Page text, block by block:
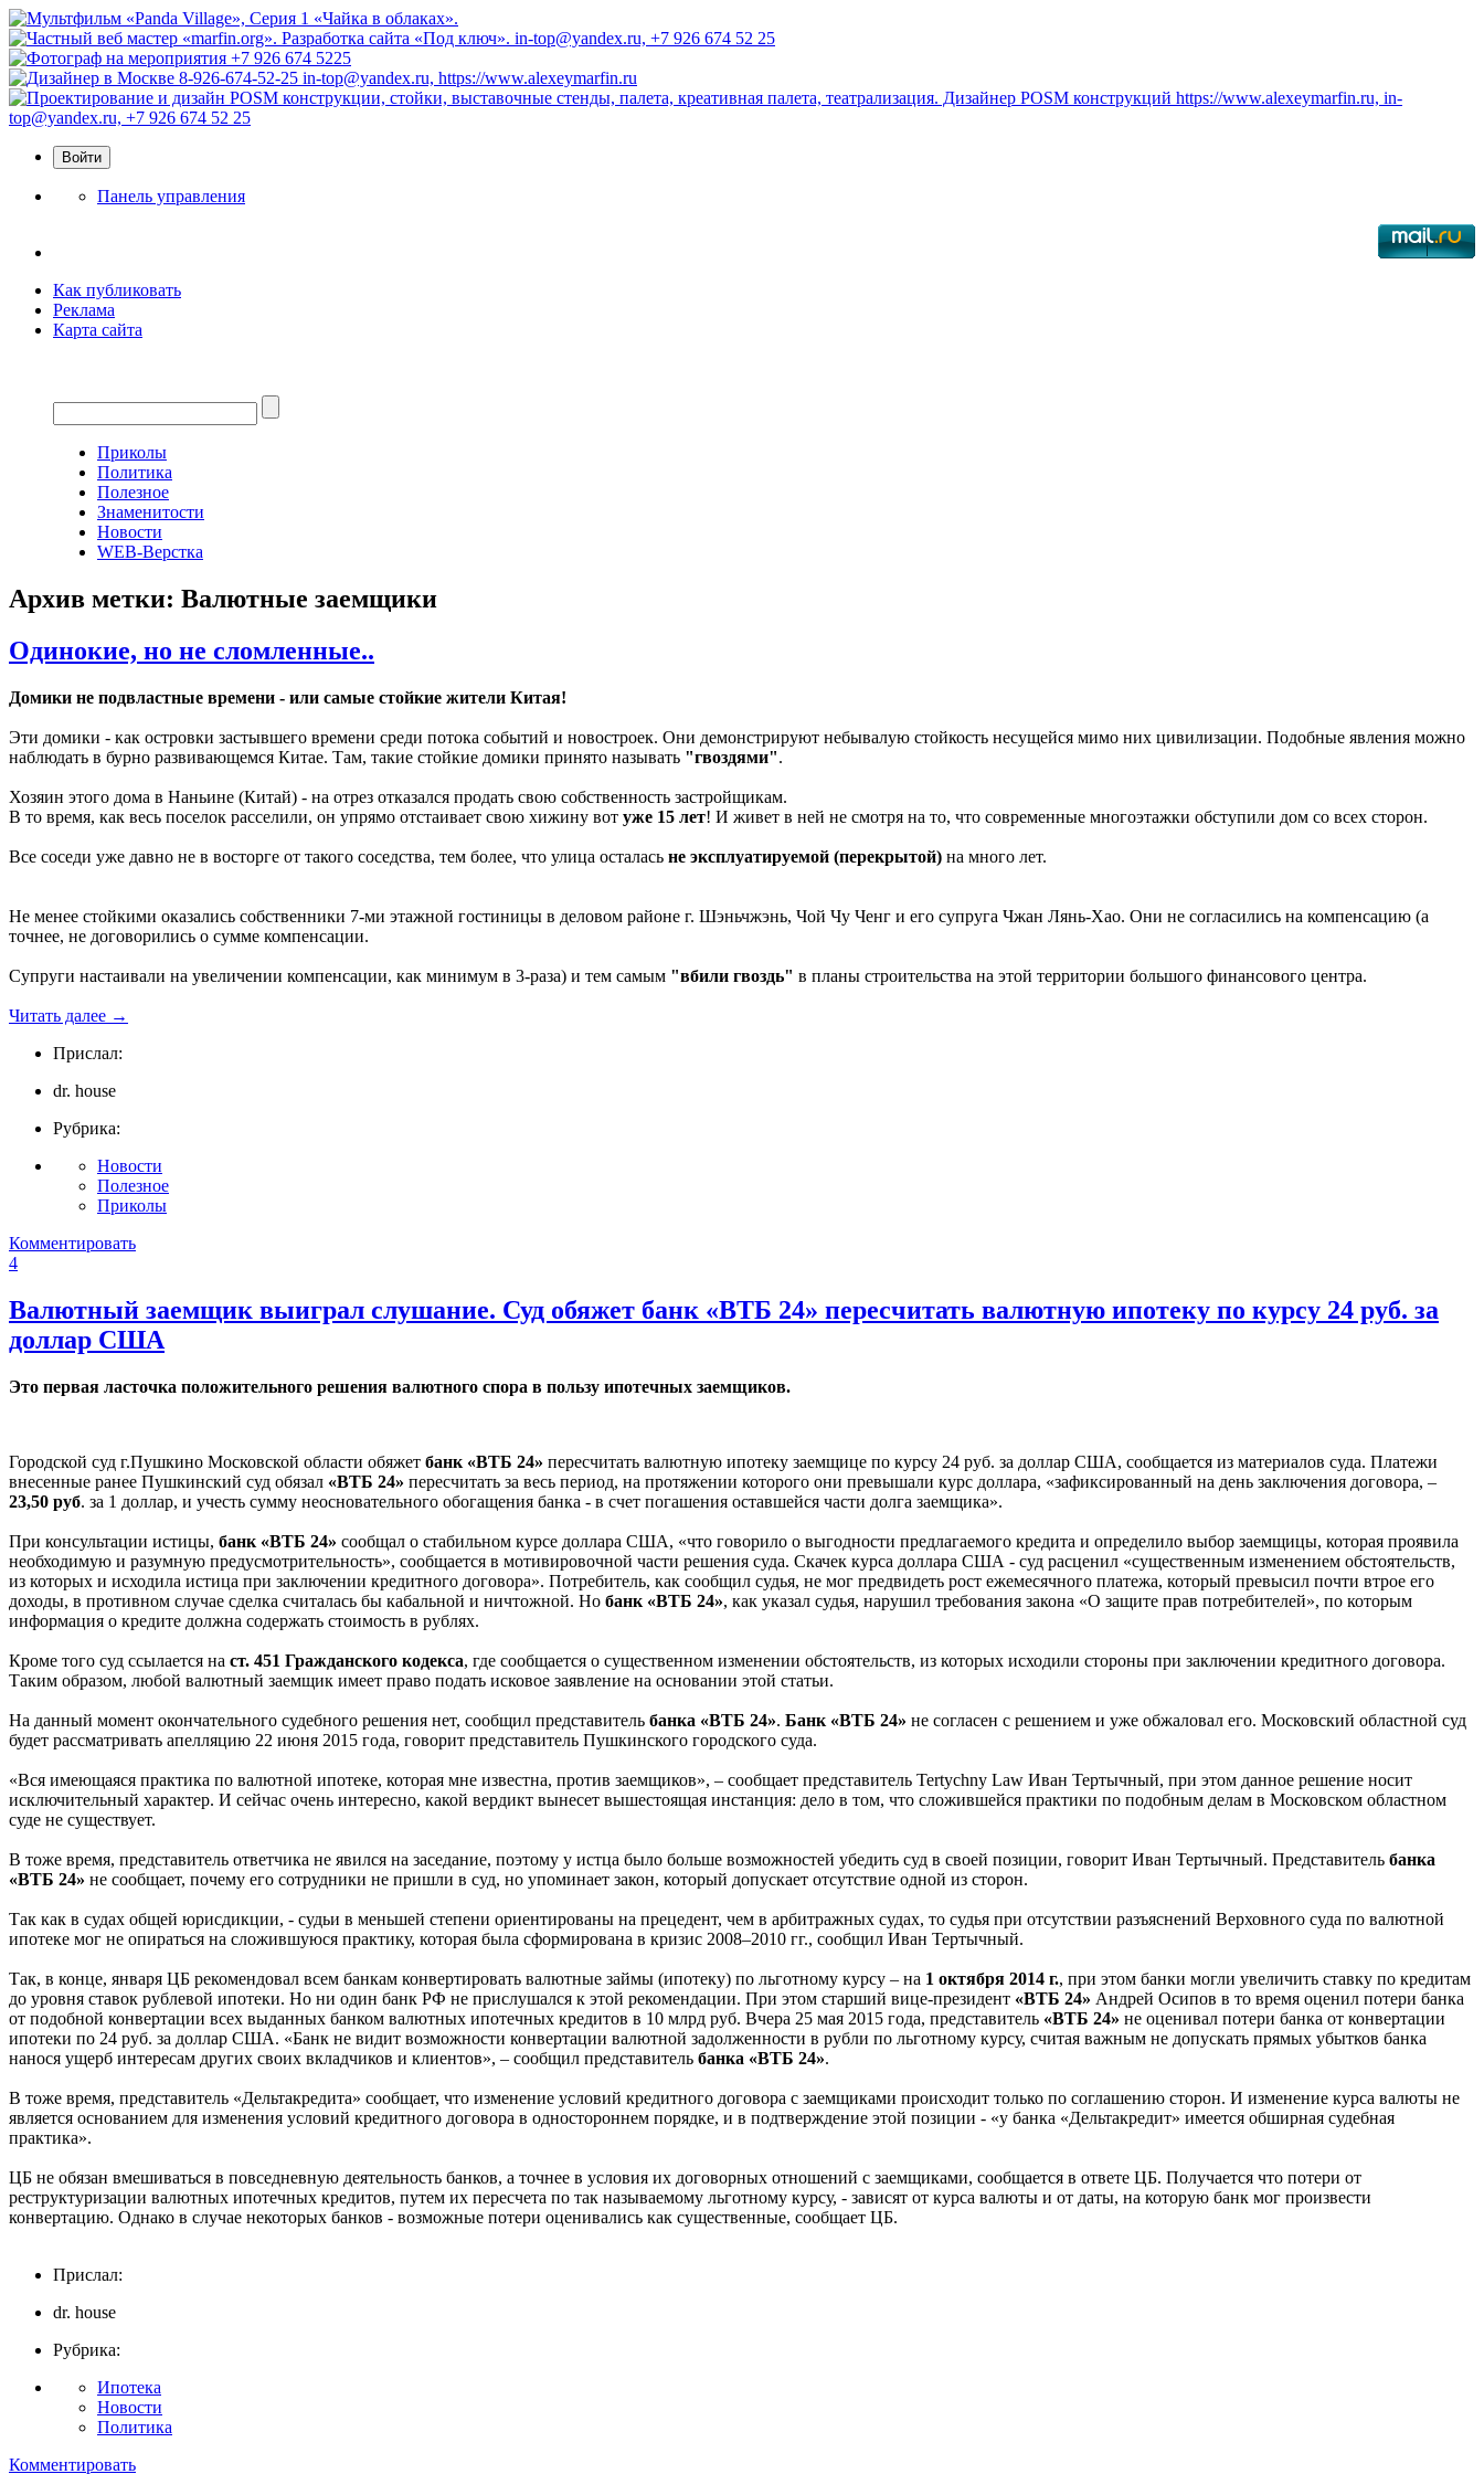
Панель управления
Как публиковать
Реклама
Карта сайта
Приколы
Политика
Полезное
Знаменитости
Новости
WEB-Верстка
Архив метки: Валютные заемщики
Одинокие, но не сломленные..
Домики не подвластные времени - или самые стойкие жители Китая!
Эти домики - как островки застывшего времени среди потока событий и новостроек. Они демонстрируют небывалую стойкость несущейся мимо них цивилизации. Подобные явления можно
наблюдать в бурно развивающемся Китае. Там, такие стойкие домики принято называть "гвоздями".
Хозяин этого дома в Наньине (Китай) - на отрез отказался продать свою собственность застройщикам.
В то время, как весь поселок расселили, он упрямо отстаивает свою хижину вот уже 15 лет! И живет в ней не смотря на то, что современные многоэтажки обступили дом со всех сторон.
Все соседи уже давно не в восторге от такого соседства, тем более, что улица осталась не эксплуатируемой (перекрытой) на много лет.
Не менее стойкими оказались собственники 7-ми этажной гостиницы в деловом районе г. Шэньчжэнь, Чой Чу Ченг и его супруга Чжан Лянь-Хао. Они не согласились на компенсацию (а
точнее, не договорились о сумме компенсации.
Супруги настаивали на увеличении компенсации, как минимум в 3-раза) и тем самым "вбили гвоздь" в планы строительства на этой территории большого финансового центра.
Читать далее →
Прислал:
dr. house
Рубрика:
Новости
Полезное
Приколы
Комментировать
4
Валютный заемщик выиграл слушание. Суд обяжет банк «ВТБ 24» пересчитать валютную ипотеку по курсу 24 руб. за
доллар США
Это первая ласточка положительного решения валютного спора в пользу ипотечных заемщиков.
Городской суд г.Пушкино Московской области обяжет банк «ВТБ 24» пересчитать валютную ипотеку заемщице по курсу 24 руб. за доллар США, сообщается из материалов суда. Платежи
внесенные ранее Пушкинский суд обязал «ВТБ 24» пересчитать за весь период, на протяжении которого они превышали курс доллара, «зафиксированный на день заключения договора, –
23,50 руб. за 1 доллар, и учесть сумму неосновательного обогащения банка - в счет погашения оставшейся части долга заемщика».
При консультации истицы, банк «ВТБ 24» сообщал о стабильном курсе доллара США, «что говорило о выгодности предлагаемого кредита и определило выбор заемщицы, которая проявила
необходимую и разумную предусмотрительность», сообщается в мотивировочной части решения суда. Скачек курса доллара США - суд расценил «существенным изменением обстоятельств,
из которых и исходила истица при заключении кредитного договора». Потребитель, как сообщил судья, не мог предвидеть рост ежемесячного платежа, который превысил почти втрое его
доходы, в противном случае сделка считалась бы кабальной и ничтожной. Но банк «ВТБ 24», как указал судья, нарушил требования закона «О защите прав потребителей», по которым
информация о кредите должна содержать стоимость в рублях.
Кроме того суд ссылается на ст. 451 Гражданского кодекса, где сообщается о существенном изменении обстоятельств, из которых исходили стороны при заключении кредитного договора.
Таким образом, любой валютный заемщик имеет право подать исковое заявление на основании этой статьи.
На данный момент окончательного судебного решения нет, сообщил представитель банка «ВТБ 24». Банк «ВТБ 24» не согласен с решением и уже обжаловал его. Московский областной суд
будет рассматривать апелляцию 22 июня 2015 года, говорит представитель Пушкинского городского суда.
«Вся имеющаяся практика по валютной ипотеке, которая мне известна, против заемщиков», – сообщает представитель Tertychny Law Иван Тертычный, при этом данное решение носит
исключительный характер. И сейчас очень интересно, какой вердикт вынесет вышестоящая инстанция: дело в том, что сложившейся практики по подобным делам в Московском областном
суде не существует.
В тоже время, представитель ответчика не явился на заседание, поэтому у истца было больше возможностей убедить суд в своей позиции, говорит Иван Тертычный. Представитель банка
«ВТБ 24» не сообщает, почему его сотрудники не пришли в суд, но упоминает закон, который допускает отсутствие одной из сторон.
Так как в судах общей юрисдикции, - судьи в меньшей степени ориентированы на прецедент, чем в арбитражных судах, то судья при отсутствии разъяснений Верховного суда по валютной
ипотеке мог не опираться на сложившуюся практику, которая была сформирована в кризис 2008–2010 гг., сообщил Иван Тертычный.
Так, в конце, января ЦБ рекомендовал всем банкам конвертировать валютные займы (ипотеку) по льготному курсу – на 1 октября 2014 г., при этом банки могли увеличить ставку по кредитам
до уровня ставок рублевой ипотеки. Но ни один банк РФ не прислушался к этой рекомендации. При этом старший вице-президент «ВТБ 24» Андрей Осипов в то время оценил потери банка
от подобной конвертации всех выданных банком валютных ипотечных кредитов в 10 млрд руб. Вчера 25 мая 2015 года, представитель «ВТБ 24» не оценивал потери банка от конвертации
ипотеки по 24 руб. за доллар США. «Банк не видит возможности конвертации валютной задолженности в рубли по льготному курсу, считая важным не допускать прямых убытков банка
нанося ущерб интересам других своих вкладчиков и клиентов», – сообщил представитель банка «ВТБ 24».
В тоже время, представитель «Дельтакредита» сообщает, что изменение условий кредитного договора с заемщиками происходит только по соглашению сторон. И изменение курса валюты не
является основанием для изменения условий кредитного договора в одностороннем порядке, и в подтверждение этой позиции - «у банка «Дельтакредит» имеется обширная судебная
практика».
ЦБ не обязан вмешиваться в повседневную деятельность банков, а точнее в условия их договорных отношений с заемщиками, сообщается в ответе ЦБ. Получается что потери от
реструктуризации валютных ипотечных кредитов, путем их пересчета по так называемому льготному курсу, - зависят от курса валюты и от даты, на которую банк мог произвести
конвертацию. Однако в случае некоторых банков - возможные потери оценивались как существенные, сообщает ЦБ.
Прислал:
dr. house
Рубрика:
Ипотека
Новости
Политика
Комментировать